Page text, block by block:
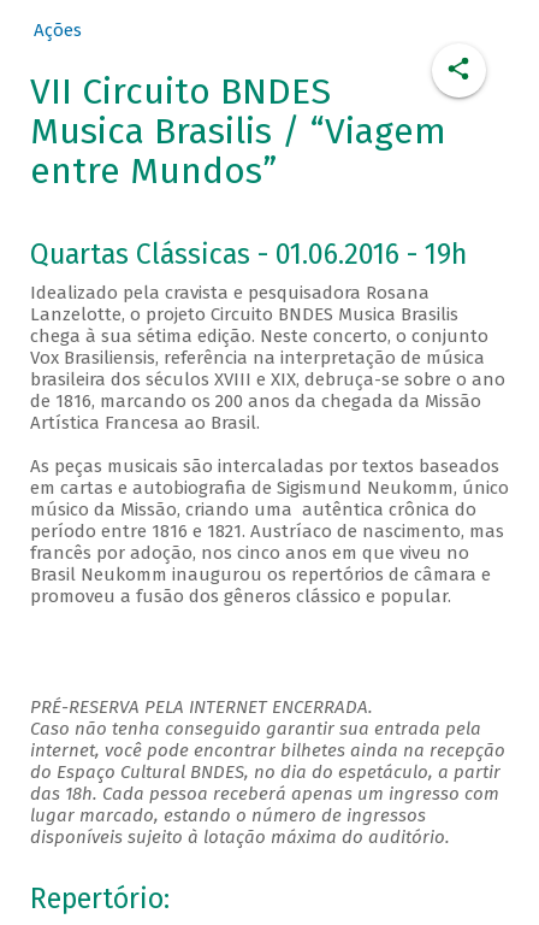
Ações
VII Circuito BNDES
Musica Brasilis / “Viagem
entre Mundos”
Quartas Clássicas - 01.06.2016 - 19h
Idealizado pela cravista e pesquisadora Rosana
Lanzelotte, o projeto Circuito BNDES Musica Brasilis
chega à sua sétima edição. Neste concerto, o conjunto
Vox Brasiliensis, referência na interpretação de música
brasileira dos séculos XVIII e XIX, debruça-se sobre o ano
de 1816, marcando os 200 anos da chegada da Missão
Artística Francesa ao Brasil.
As peças musicais são intercaladas por textos baseados
em cartas e autobiografia de Sigismund Neukomm, único
músico da Missão, criando uma autêntica crônica do
período entre 1816 e 1821. Austríaco de nascimento, mas
francês por adoção, nos cinco anos em que viveu no
Brasil Neukomm inaugurou os repertórios de câmara e
promoveu a fusão dos gêneros clássico e popular.
PRÉ-RESERVA PELA INTERNET ENCERRADA.
Caso não tenha conseguido garantir sua entrada pela
internet, você pode encontrar bilhetes ainda na recepção
do Espaço Cultural BNDES, no dia do espetáculo, a partir
das 18h. Cada pessoa receberá apenas um ingresso com
lugar marcado, estando o número de ingressos
disponíveis sujeito à lotação máxima do auditório.
Repertório: